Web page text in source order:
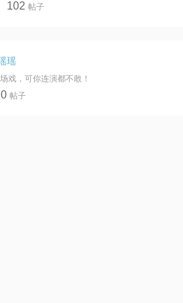
102 帖子
瑶
戏，可你连演都不敢！
0 帖子